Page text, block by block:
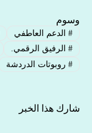
وسوم
#الدعم العاطفي
#الرفيق الرقمي.
#روبوتات الدردشة
شارك هذا الخبر